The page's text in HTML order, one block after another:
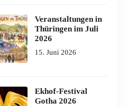
Veranstaltungen in
Thüringen im Juli
2026
15. Juni 2026
Ekhof-Festival
Gotha 2026